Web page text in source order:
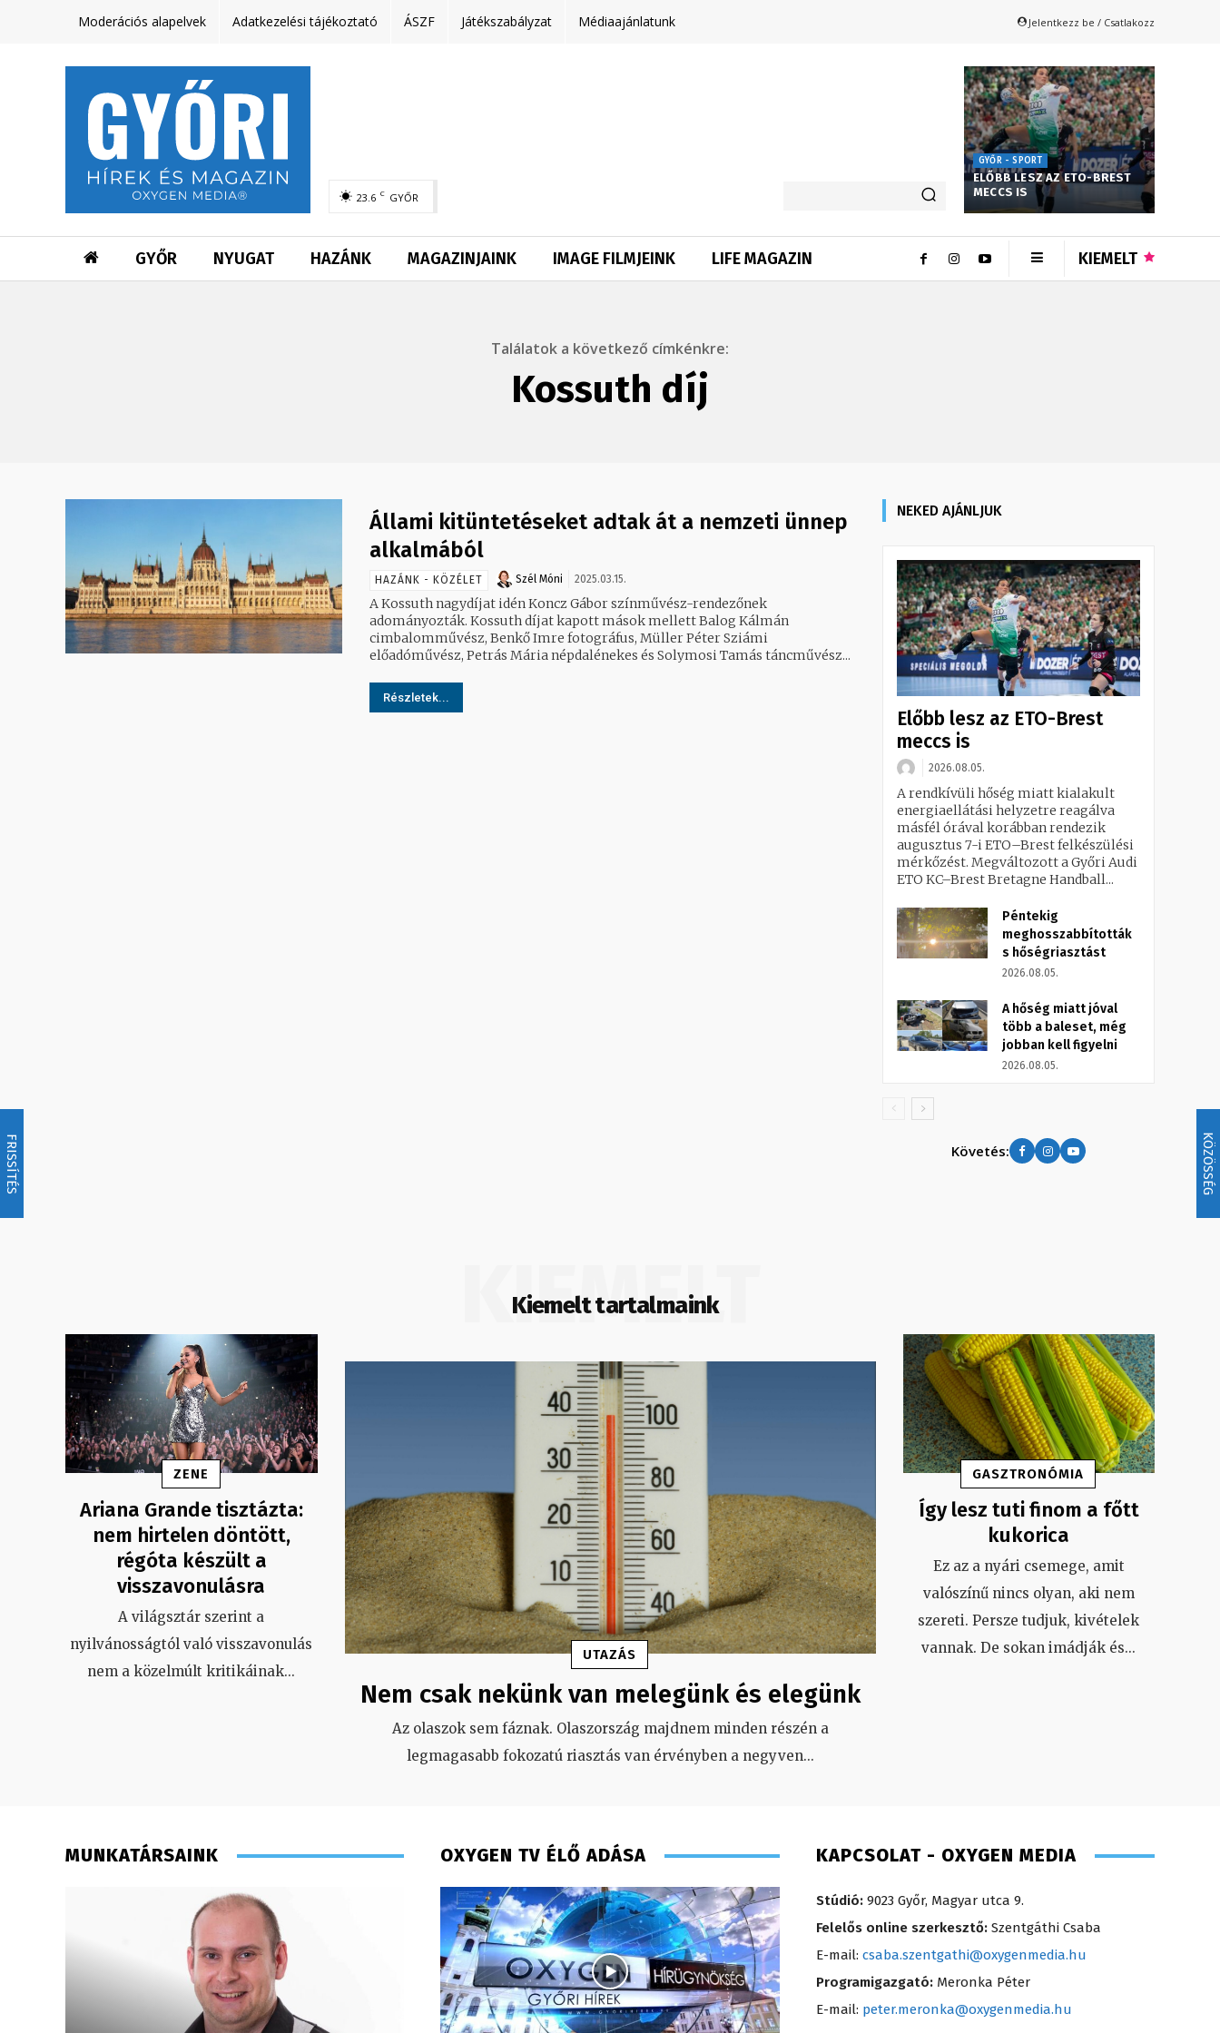
FRISSÍTÉS KÖZÖSSÉG
Moderációs alapelvek Adatkezelési tájékoztató ÁSZF Játékszabályzat Médiaajánlatunk Jelentkezz be / Csatlakozz
23.6 C GYŐR
GYŐR - SPORT
ELŐBB LESZ AZ ETO-BREST
MECCS IS
GYŐR NYUGAT HAZÁNK MAGAZINJAINK IMAGE FILMJEINK LIFE MAGAZIN KIEMELT
Találatok a következő címkénkre:
Kossuth díj
Állami kitüntetéseket adtak át a nemzeti ünnep
alkalmából
HAZÁNK - KÖZÉLET Szél Móni 2025.03.15.
A Kossuth nagydíjat idén Koncz Gábor színművész-rendezőnek
adományozták. Kossuth díjat kapott mások mellett Balog Kálmán
cimbalomművész, Benkő Imre fotográfus, Müller Péter Sziámi
előadóművész, Petrás Mária népdalénekes és Solymosi Tamás táncművész...
Részletek...
NEKED AJÁNLJUK
Előbb lesz az ETO-Brest
meccs is
2026.08.05.
A rendkívüli hőség miatt kialakult
energiaellátási helyzetre reagálva
másfél órával korábban rendezik
augusztus 7-i ETO–Brest felkészülési
mérkőzést. Megváltozott a Győri Audi
ETO KC–Brest Bretagne Handball...
Péntekig
meghosszabbították
s hőségriasztást
2026.08.05.
A hőség miatt jóval
több a baleset, még
jobban kell figyelni
2026.08.05.
Követés:
Kiemelt tartalmaink
KIEMELT
ZENE
Ariana Grande tisztázta:
nem hirtelen döntött,
régóta készült a
visszavonulásra
A világsztár szerint a
nyilvánosságtól való visszavonulás
nem a közelmúlt kritikáinak...
UTAZÁS
Nem csak nekünk van melegünk és elegünk
Az olaszok sem fáznak. Olaszország majdnem minden részén a
legmagasabb fokozatú riasztás van érvényben a negyven...
GASZTRONÓMIA
Így lesz tuti finom a főtt
kukorica
Ez az a nyári csemege, amit
valószínű nincs olyan, aki nem
szereti. Persze tudjuk, kivételek
vannak. De sokan imádják és...
MUNKATÁRSAINK OXYGEN TV ÉLŐ ADÁSA KAPCSOLAT - OXYGEN MEDIA
Stúdió: 9023 Győr, Magyar utca 9.
Felelős online szerkesztő: Szentgáthi Csaba
E-mail: csaba.szentgathi@oxygenmedia.hu
Programigazgató: Meronka Péter
E-mail: peter.meronka@oxygenmedia.hu